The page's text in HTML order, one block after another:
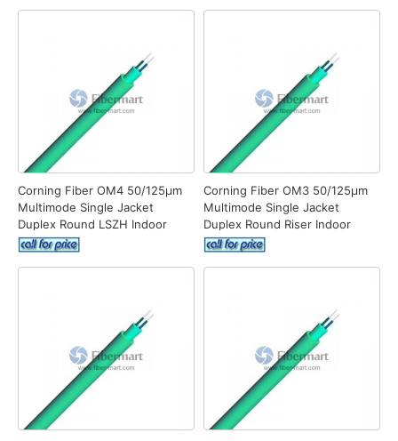
Corning Fiber OM4 50/125μm
Multimode Single Jacket
Duplex Round LSZH Indoor
Cable
Corning Fiber OM3 50/125μm
Multimode Single Jacket
Duplex Round Riser Indoor
Cable